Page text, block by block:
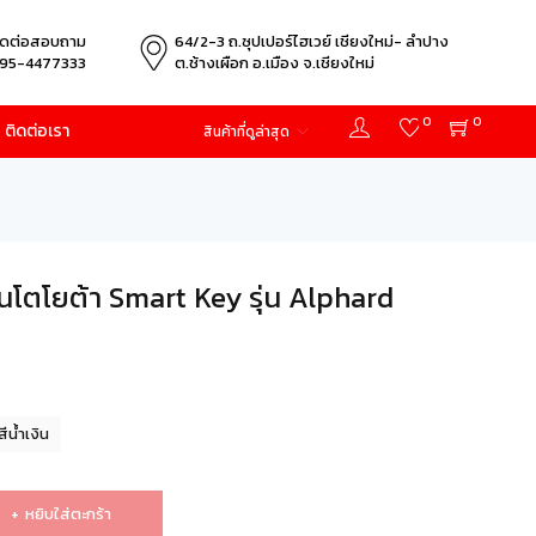
ต่อสอบถาม
4477333
64/2-3 ถ.ซุปเปอร์ไฮเวย์ เชียงใหม่- ลำปาง
ต.ช้างเผือก อ.เมือง จ.เชียงใหม่
ติดต่อเรา 0
0
สินค้าที่ดูล่าสุด
โตโยต้า Smart Key รุ่น Alphard
น้ำเงิน
หยิบใส่ตะกร้า